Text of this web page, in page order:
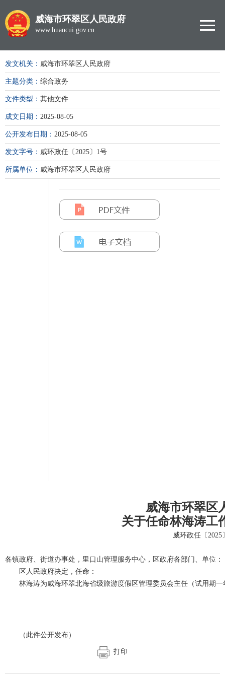
威海市环翠区人民政府
www.huancui.gov.cn
发文机关： 威海市环翠区人民政府
主题分类： 综合政务
文件类型： 其他文件
成文日期： 2025-08-05
公开发布日期： 2025-08-05
发文字号： 威环政任〔2025〕1号
所属单位： 威海市环翠区人民政府
威海市环翠区
关于任命林海涛工
威环政任〔2025
各镇政府、街道办事处，里口山管理服务中心，区政府各部门、单位：
区人民政府决定，任命：
林海涛为威海环翠北海省级旅游度假区管理委员会主任（试用期一
（此件公开发布）
打印